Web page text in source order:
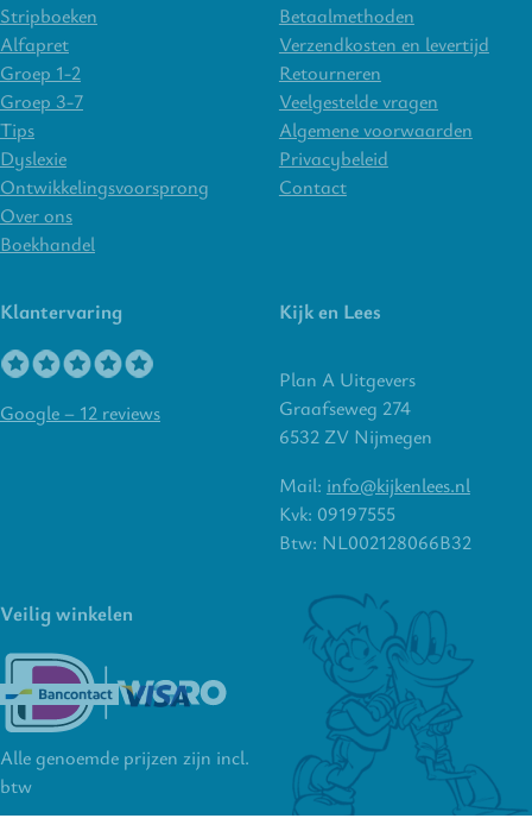
Stripboeken
Alfapret
Groep 1-2
Groep 3-7
Tips
Dyslexie
Ontwikkelingsvoorsprong
Over ons
Boekhandel
Betaalmethoden
Verzendkosten en levertijd
Retourneren
Veelgestelde vragen
Algemene voorwaarden
Privacybeleid
Contact
Klantervaring
Google – 12 reviews
Kijk en Lees
Plan A Uitgevers
Graafseweg 274
6532 ZV Nijmegen
Mail: info@kijkenlees.nl
Kvk: 09197555
Btw: NL002128066B32
Veilig winkelen
Alle genoemde prijzen zijn incl.
btw